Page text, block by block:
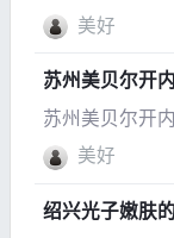
美好
苏州美贝尔开
苏州美贝尔开
美好
绍兴光子嫩肤